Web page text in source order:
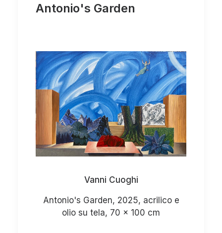
Antonio's Garden
Vanni Cuoghi
Antonio's Garden, 2025, acrilico e
olio su tela, 70 x 100 cm